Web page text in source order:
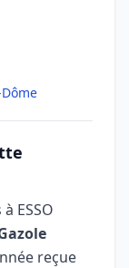
ESSO
reçue